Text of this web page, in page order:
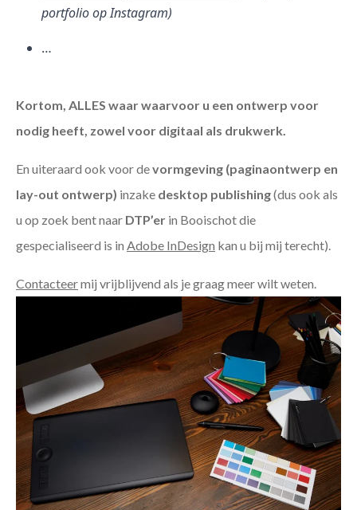
portfolio op Instagram)
…
Kortom, ALLES waar waarvoor u een ontwerp voor
nodig heeft, zowel voor digitaal als drukwerk.
En uiteraard ook voor devormgeving (paginaontwerp en
lay-out ontwerp) inzake desktop publishing(dus ook als
u op zoek bent naar DTP’er in Booischot die
gespecialiseerd is in Adobe InDesign kan u bij mij terecht).
Contacteermij vrijblijvend als je graag meer wilt weten.